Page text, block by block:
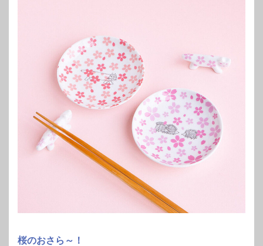
桜のおさら～！